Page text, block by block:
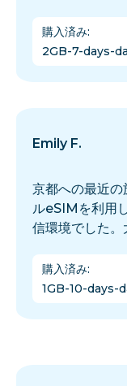
購入済み:
2GB-7-days-
Emily F.
京都への最近
ルeSIMを利用
信環境でした。
購入済み:
1GB-10-days-